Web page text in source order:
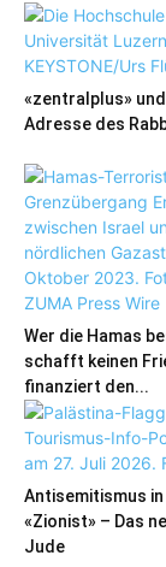
«zentralplus»
Adresse des
Wer die Hamas
schafft keinen
finanziert den...
Antisemitismus
«Zionist» – Das
Jude